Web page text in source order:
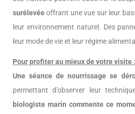
surélevéeoffrant une vue sur leur
leur environnement naturel. Des
leur mode de vie et leur régime
Pour profiter au mieux de votre visite :
Une séance de nourrissage se
permettant d’observer leur
biologiste marin commente ce